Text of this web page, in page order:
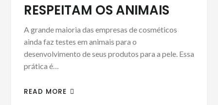
RESPEITAM OS ANIMAIS
A grande maioria das empresas de cosméticos
ainda faz testes em animais para o
desenvolvimento de seus produtos para a pele. Essa
prática é…
READ MORE